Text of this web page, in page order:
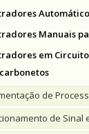
Manuais
em
de
de Sinal